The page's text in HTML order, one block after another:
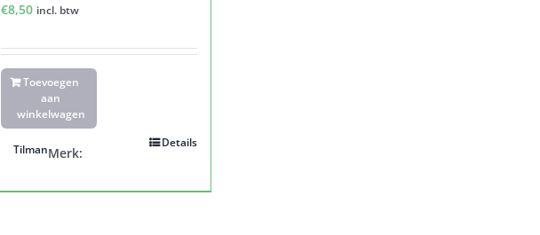
€8,50 incl. btw
Toevoegen
aan
winkelwagen
Details
Merk:
Tilman